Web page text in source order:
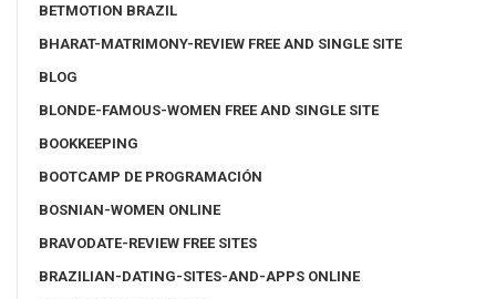
BETMOTION BRAZIL
BHARAT-MATRIMONY-REVIEW FREE AND SINGLE SITE
BLOG
BLONDE-FAMOUS-WOMEN FREE AND SINGLE SITE
BOOKKEEPING
BOOTCAMP DE PROGRAMACIÓN
BOSNIAN-WOMEN ONLINE
BRAVODATE-REVIEW FREE SITES
BRAZILIAN-DATING-SITES-AND-APPS ONLINE